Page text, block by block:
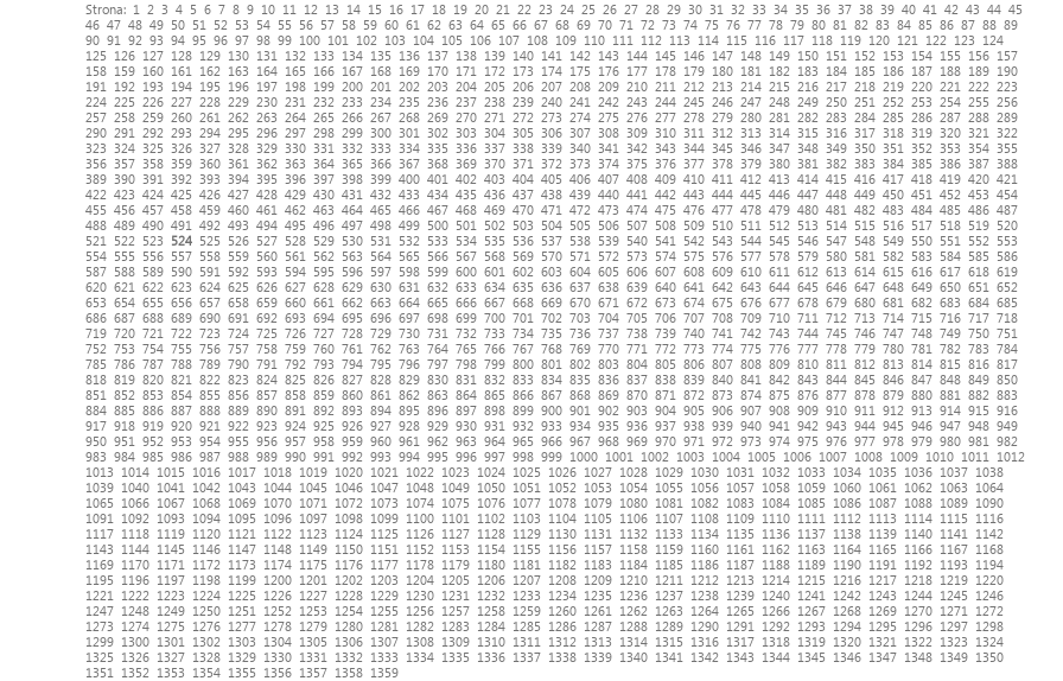
Strona: 1 2 3 4 5 6 7 8 9 10 11 12 13 14 15 16 17 18 19 20 21 22 23 24 25 26 27 28 29 30 31 32 33 34 35 36 37 38 39 40 41 42 43 44 45
46 47 48 49 50 51 52 53 54 55 56 57 58 59 60 61 62 63 64 65 66 67 68 69 70 71 72 73 74 75 76 77 78 79 80 81 82 83 84 85 86 87 88 89
90 91 92 93 94 95 96 97 98 99 100 101 102 103 104 105 106 107 108 109 110 111 112 113 114 115 116 117 118 119 120 121 122 123
124
125
126 127 128 129 130 131 132 133 134 135 136 137 138 139 140 141 142 143 144 145 146 147 148 149 150 151 152 153 154 155 156 157
158 159 160 161 162 163 164 165 166 167 168 169 170 171 172 173 174 175 176 177 178 179 180 181 182 183 184 185 186 187 188 189 190
191
192 193 194 195 196 197 198 199 200 201 202 203 204 205 206 207 208 209 210 211 212 213 214 215 216 217 218 219 220 221 222
223
224 225 226 227 228 229 230 231 232 233 234 235 236 237 238 239 240 241 242 243 244 245 246 247 248 249 250 251 252 253 254 255
256
257 258 259 260 261 262 263 264 265 266 267 268 269 270 271 272 273 274 275 276 277 278 279 280 281 282 283 284 285 286 287 288 289
290 291 292 293 294 295 296 297 298 299 300 301 302 303 304 305 306 307 308 309 310 311 312 313 314 315 316 317 318 319 320 321
322
323
324 325 326 327 328 329 330 331 332 333 334 335 336 337 338 339 340 341 342 343 344 345 346 347 348 349 350 351 352 353 354 355
356 357 358 359 360 361 362 363 364 365 366 367 368 369 370 371 372 373 374 375 376 377 378 379 380 381 382 383 384 385 386 387 388
389 390 391 392 393 394 395 396 397 398 399 400 401 402 403 404 405 406 407 408 409 410 411 412 413 414 415 416 417 418 419 420 421
422 423 424 425 426 427 428 429 430 431 432 433 434 435 436 437 438 439 440 441 442 443 444 445 446 447 448 449 450 451 452 453 454
455 456 457 458 459 460 461 462 463 464 465 466 467 468 469 470 471 472 473 474 475 476 477 478 479 480 481 482 483 484 485 486 487
488 489 490 491 492 493 494 495 496 497 498 499 500 501 502 503 504 505 506 507 508 509 510 511 512 513 514 515 516 517 518 519 520
521
522 523 524 525 526 527 528 529 530 531 532 533 534 535 536 537 538 539 540 541 542 543 544 545 546 547 548 549 550 551 552
553
554 555 556 557 558 559 560 561 562 563 564 565 566 567 568 569 570 571 572 573 574 575 576 577 578 579 580 581 582 583 584 585
586
587 588 589 590 591 592 593 594 595 596 597 598 599 600 601 602 603 604 605 606 607 608 609 610 611 612 613 614 615 616 617 618 619
620 621 622 623 624 625 626 627 628 629 630 631 632 633 634 635 636 637 638 639 640 641 642 643 644 645 646 647 648 649 650 651
652
653 654 655 656 657 658 659 660 661 662 663 664 665 666 667 668 669 670 671 672 673 674 675 676 677 678 679 680 681 682 683 684 685
686 687 688 689 690 691 692 693 694 695 696 697 698 699 700 701 702 703 704 705 706 707 708 709 710 711 712 713 714 715 716 717 718
719 720 721 722 723 724 725 726 727 728 729 730 731 732 733 734 735 736 737 738 739 740 741 742 743 744 745 746 747 748 749 750 751
752 753 754 755 756 757 758 759 760 761 762 763 764 765 766 767 768 769 770 771 772 773 774 775 776 777 778 779 780 781 782 783 784
785 786 787 788 789 790 791 792 793 794 795 796 797 798 799 800 801 802 803 804 805 806 807 808 809 810 811 812 813 814 815 816 817
818 819 820 821 822 823 824 825 826 827 828 829 830 831 832 833 834 835 836 837 838 839 840 841 842 843 844 845 846 847 848 849 850
851
852 853 854 855 856 857 858 859 860 861 862 863 864 865 866 867 868 869 870 871 872 873 874 875 876 877 878 879 880 881 882 883
884 885 886 887 888 889 890 891 892 893 894 895 896 897 898 899 900 901 902 903 904 905 906 907 908 909 910 911 912 913 914 915 916
917 918 919 920 921 922 923 924 925 926 927 928 929 930 931 932 933 934 935 936 937 938 939 940 941 942 943 944 945 946 947 948 949
950 951 952 953 954 955 956 957 958 959 960 961 962 963 964 965 966 967 968 969 970 971 972 973 974 975 976 977 978 979 980 981
982
983 984 985 986 987 988 989 990 991 992 993 994 995 996 997 998 999 1000 1001 1002 1003 1004 1005 1006 1007 1008 1009 1010 1011
1012
1013
1014 1015 1016 1017 1018 1019 1020 1021 1022 1023 1024 1025 1026 1027 1028 1029 1030 1031 1032 1033 1034 1035 1036 1037 1038
1039 1040 1041 1042 1043 1044 1045 1046 1047 1048 1049 1050 1051 1052 1053 1054 1055 1056 1057 1058 1059 1060 1061 1062 1063
1064
1065
1066 1067 1068 1069 1070 1071 1072 1073 1074 1075 1076 1077 1078 1079 1080 1081 1082 1083 1084 1085 1086 1087 1088 1089 1090
1091
1092 1093 1094 1095 1096 1097 1098 1099 1100 1101 1102 1103 1104 1105 1106 1107 1108 1109 1110 1111 1112 1113 1114 1115
1116
1117 1118 1119 1120 1121 1122 1123 1124 1125 1126 1127 1128 1129 1130 1131 1132 1133 1134 1135 1136 1137 1138 1139 1140 1141
1142
1143
1144 1145 1146 1147 1148 1149 1150 1151 1152 1153 1154 1155 1156 1157 1158 1159 1160 1161 1162 1163 1164 1165 1166 1167 1168
1169 1170 1171 1172 1173 1174 1175 1176 1177 1178 1179 1180 1181 1182 1183 1184 1185 1186 1187 1188 1189 1190 1191 1192 1193
1194
1195
1196 1197 1198 1199 1200 1201 1202 1203 1204 1205 1206 1207 1208 1209 1210 1211 1212 1213 1214 1215 1216 1217 1218 1219 1220
1221
1222 1223 1224 1225 1226 1227 1228 1229 1230 1231 1232 1233 1234 1235 1236 1237 1238 1239 1240 1241 1242 1243 1244 1245
1246
1247 1248 1249 1250 1251 1252 1253 1254 1255 1256 1257 1258 1259 1260 1261 1262 1263 1264 1265 1266 1267 1268 1269 1270 1271
1272
1273
1274 1275 1276 1277 1278 1279 1280 1281 1282 1283 1284 1285 1286 1287 1288 1289 1290 1291 1292 1293 1294 1295 1296 1297 1298
1299 1300 1301 1302 1303 1304 1305 1306 1307 1308 1309 1310 1311 1312 1313 1314 1315 1316 1317 1318 1319 1320 1321 1322 1323
1324
1325
1326 1327 1328 1329 1330 1331 1332 1333 1334 1335 1336 1337 1338 1339 1340 1341 1342 1343 1344 1345 1346 1347 1348 1349 1350
1351
1352 1353 1354 1355 1356 1357 1358 1359